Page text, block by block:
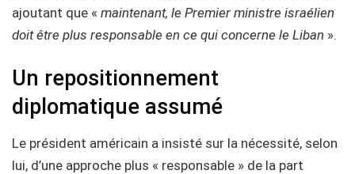
ajoutant que « maintenant, le Premier ministre israélien
doit être plus responsable en ce qui concerne le Liban ».
Un repositionnement
diplomatique assumé
Le président américain a insisté sur la nécessité, selon
lui, d’une approche plus « responsable » de la part